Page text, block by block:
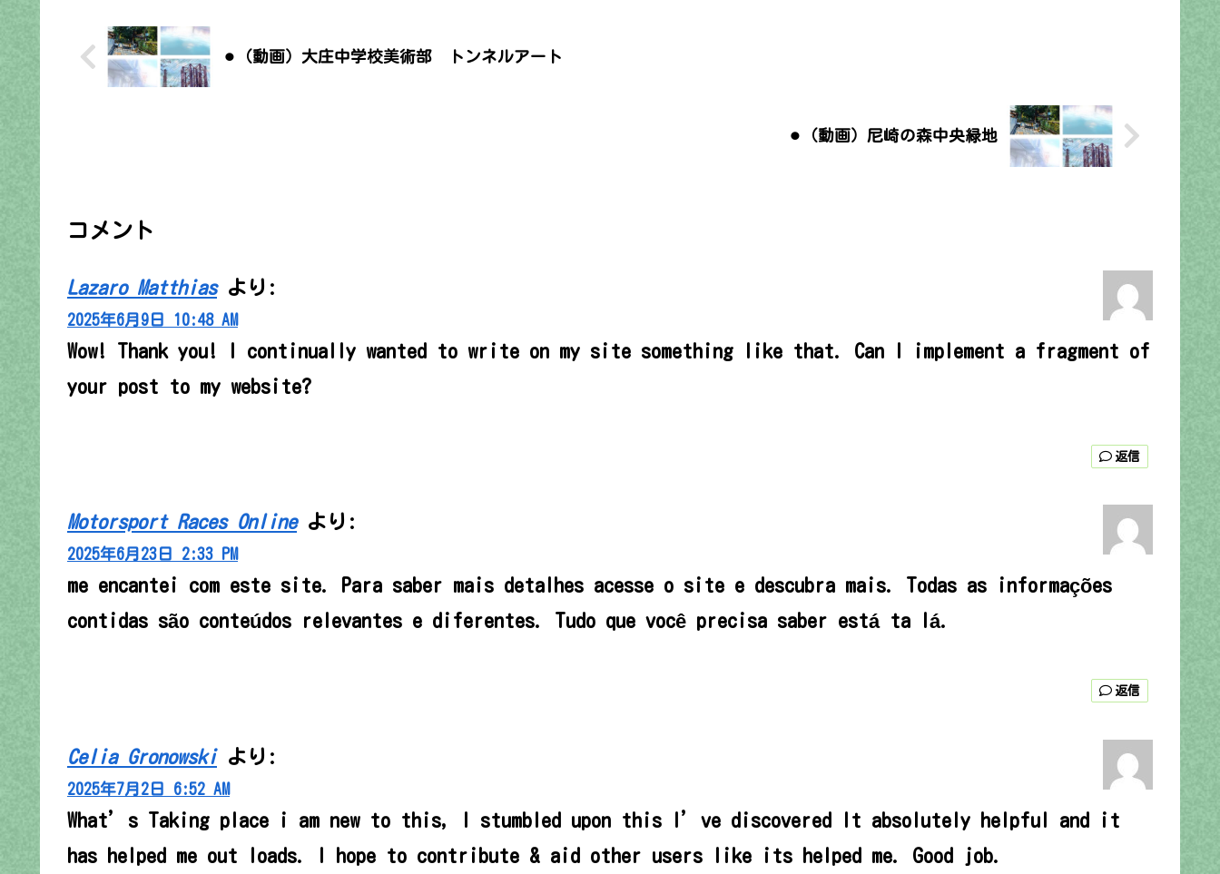
⚫︎（動画）大庄中学校美術部 トンネルアート
⚫︎（動画）尼崎の森中央緑地
コメント
Lazaro Matthias より:
2025年6月9日 10:48 AM
Wow! Thank you! I continually wanted to write on my site something like that. Can I implement a fragment of
your post to my website?
返信
Motorsport Races Online より:
2025年6月23日 2:33 PM
me encantei com este site. Para saber mais detalhes acesse o site e descubra mais. Todas as informações
contidas são conteúdos relevantes e diferentes. Tudo que você precisa saber está ta lá.
返信
Celia Gronowski より:
2025年7月2日 6:52 AM
What’s Taking place i am new to this, I stumbled upon this I’ve discovered It absolutely helpful and it
has helped me out loads. I hope to contribute & aid other users like its helped me. Good job.